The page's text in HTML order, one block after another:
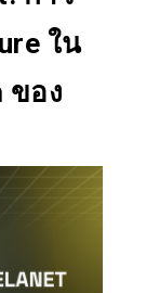
ใน
ของ